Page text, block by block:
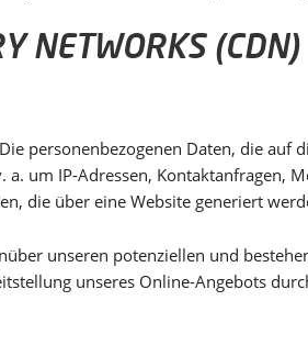
NETWORKS (CDN)
personenbezogenen Daten, die auf
um IP-Adressen, Kontaktanfragen,
die über eine Website generiert
unseren potenziellen und
unseres Online-Angebots